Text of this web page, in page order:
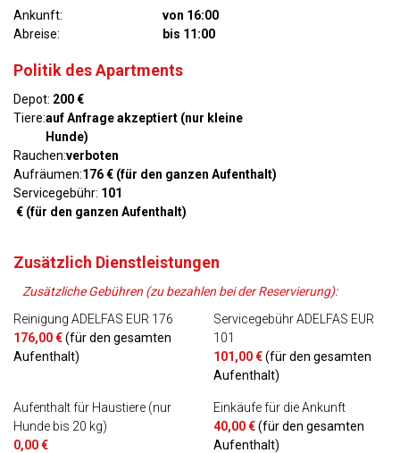
Ankunft:
von 16:00
Abreise:
bis 11:00
Politik des Apartments
Depot: 200 €
Tiere:auf Anfrage akzeptiert (nur kleine
Hunde)
Rauchen:verboten
Aufräumen:176 € (für den ganzen Aufenthalt)
Servicegebühr: 101
€ (für den ganzen Aufenthalt)
Zusätzlich Dienstleistungen
Zusätzliche Gebühren (zu bezahlen bei der Reservierung):
Reinigung ADELFAS EUR 176
176,00 €(für den gesamten
Aufenthalt)
Servicegebühr ADELFAS EUR
101
101,00 €(für den gesamten
Aufenthalt)
Aufenthalt für Haustiere (nur
Hunde bis 20 kg)
0,00 €
Einkäufe für die Ankunft
40,00 €(für den gesamten
Aufenthalt)